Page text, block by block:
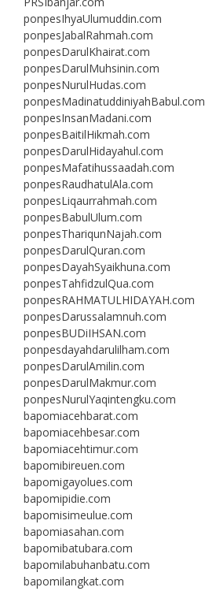
ponpesIhyaUlumuddin.com
ponpesJabalRahmah.com
ponpesDarulKhairat.com
ponpesDarulMuhsinin.com
ponpesNurulHudas.com
ponpesMadinatuddiniyahBabul.com
ponpesInsanMadani.com
ponpesBaitilHikmah.com
ponpesDarulHidayahul.com
ponpesMafatihussaadah.com
ponpesRaudhatulAla.com
ponpesLiqaurrahmah.com
ponpesBabulUlum.com
ponpesThariqunNajah.com
ponpesDarulQuran.com
ponpesDayahSyaikhuna.com
ponpesTahfidzulQua.com
ponpesRAHMATULHIDAYAH.com
ponpesDarussalamnuh.com
ponpesBUDiIHSAN.com
ponpesdayahdarulilham.com
ponpesDarulAmilin.com
ponpesDarulMakmur.com
ponpesNurulYaqintengku.com
bapomiacehbarat.com
bapomiacehbesar.com
bapomiacehtimur.com
bapomibireuen.com
bapomigayolues.com
bapomipidie.com
bapomisimeulue.com
bapomiasahan.com
bapomibatubara.com
bapomilabuhanbatu.com
bapomilangkat.com